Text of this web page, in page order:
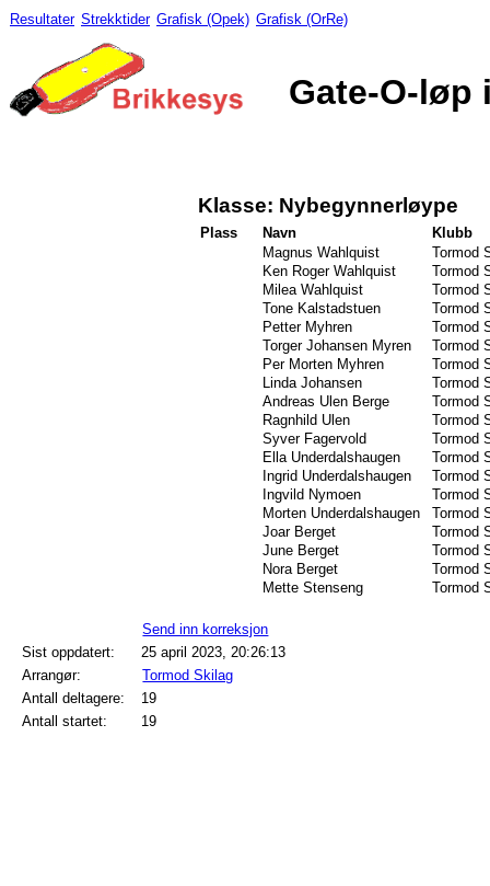
Resultater Strekktider Grafisk (Opek) Grafisk (OrRe)
Gate-O-løp
Klasse: Nybegynnerløype
Plass Navn
Klubb
Magnus Wahlquist
Tormod
Ken Roger Wahlquist
Tormod
Milea Wahlquist
Tormod
Tone Kalstadstuen
Tormod
Petter Myhren
Tormod
Torger Johansen Myren
Tormod
Per Morten Myhren
Tormod
Linda Johansen
Tormod
Andreas Ulen Berge
Tormod
Ragnhild Ulen
Tormod
Syver Fagervold
Tormod
Ella Underdalshaugen
Tormod
Ingrid Underdalshaugen
Tormod
Ingvild Nymoen
Tormod
Morten Underdalshaugen
Tormod
Joar Berget
Tormod
June Berget
Tormod
Nora Berget
Tormod
Mette Stenseng
Tormod
Send inn korreksjon
Sist oppdatert:
25 april 2023, 20:26:13
Arrangør:
Tormod Skilag
Antall deltagere:
19
Antall startet:
19